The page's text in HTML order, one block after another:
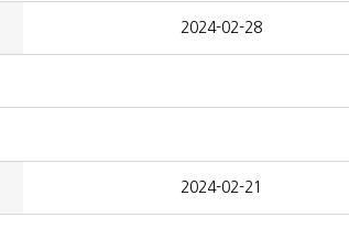
2024-02-28
2024-02-21